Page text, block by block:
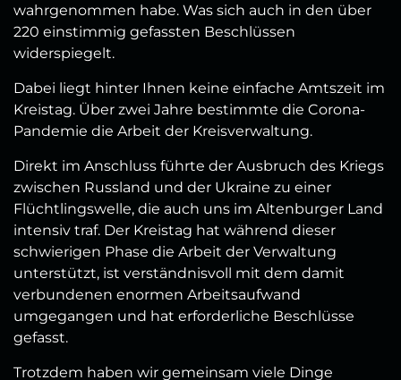
wahrgenommen habe. Was sich auch in den über
220 einstimmig gefassten Beschlüssen
widerspiegelt.
Dabei liegt hinter Ihnen keine einfache Amtszeit im
Kreistag. Über zwei Jahre bestimmte die Corona-
Pandemie die Arbeit der Kreisverwaltung.
Direkt im Anschluss führte der Ausbruch des Kriegs
zwischen Russland und der Ukraine zu einer
Flüchtlingswelle, die auch uns im Altenburger Land
intensiv traf. Der Kreistag hat während dieser
schwierigen Phase die Arbeit der Verwaltung
unterstützt, ist verständnisvoll mit dem damit
verbundenen enormen Arbeitsaufwand
umgegangen und hat erforderliche Beschlüsse
gefasst.
Trotzdem haben wir gemeinsam viele Dinge